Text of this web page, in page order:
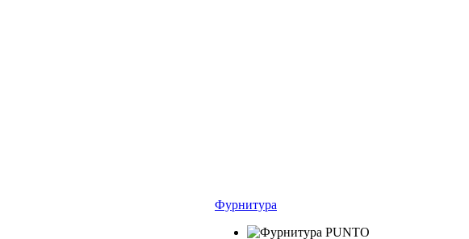
Фурнитура